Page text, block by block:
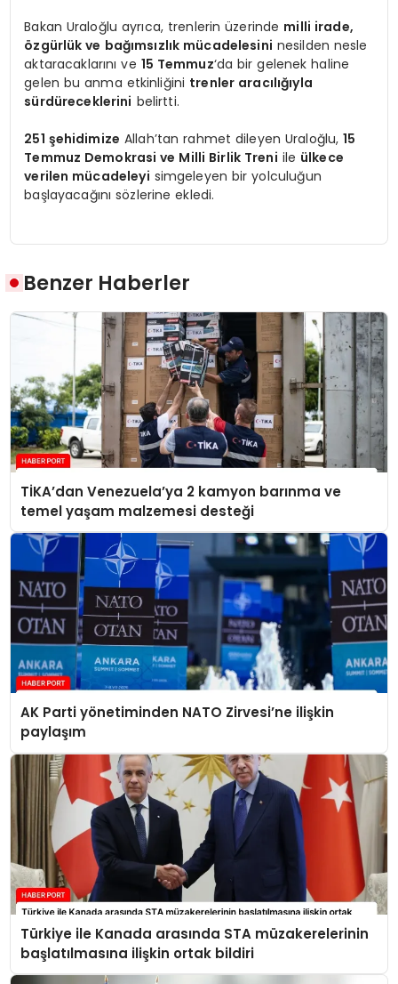
Bakan Uraloğlu ayrıca, trenlerin üzerinde milli irade,
özgürlük ve bağımsızlık mücadelesini nesilden nesle
aktaracaklarını ve 15 Temmuz‘da bir gelenek haline
gelen bu anma etkinliğini trenler aracılığıyla
sürdüreceklerini belirtti.
251 şehidimize Allah’tan rahmet dileyen Uraloğlu,15
Temmuz Demokrasi ve Milli Birlik Treni ile ülkece
verilen mücadeleyi simgeleyen bir yolculuğun
başlayacağını sözlerine ekledi.
Benzer Haberler
TİKA’dan Venezuela’ya 2 kamyon barınma ve
temel yaşam malzemesi desteği
AK Parti yönetiminden NATO Zirvesi’ne ilişkin
paylaşım
Türkiye ile Kanada arasında STA müzakerelerinin
başlatılmasına ilişkin ortak bildiri